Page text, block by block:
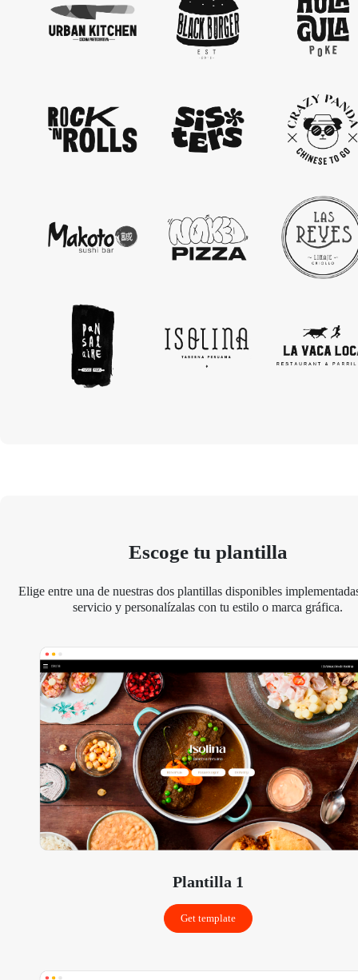
Escoge tu plantilla
Elige entre una de nuestras dos plantillas disponibles
servicio y personalízalas con tu estilo o marca gráfica.
Plantilla 1
Get template